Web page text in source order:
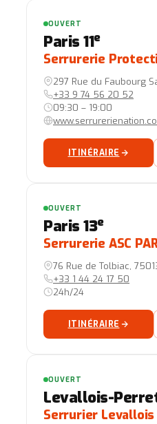
OUVERT
Paris 11e
Serrurerie
297 Rue du Faubourg
+33 9 74 56 20 52
09:30 – 19:00
ITINÉRAIRE
OUVERT
Paris 13e
Serrurerie ASC
76 Rue de Tolbiac,
+33 1 44 24 17 50
24h/24
ITINÉRAIRE
OUVERT
Levallois-
Serrurier